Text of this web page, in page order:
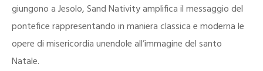
giungono a Jesolo, Sand Nativity amplifica il messaggio del
pontefice rappresentando in maniera classica e moderna le
opere di misericordia unendole all’immagine del santo
Natale.